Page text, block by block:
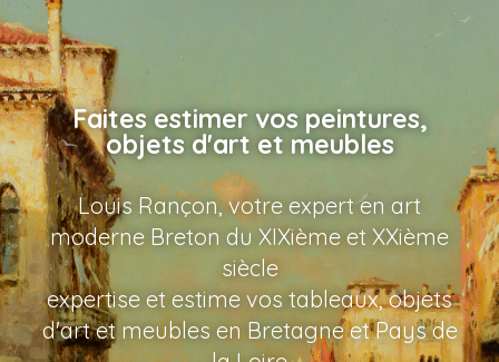
Faites estimer vos peintures,
objets d'art et meubles
Louis Rançon, votre expert en art
moderne Breton du XIXième et XXième
siècle
expertise et estime vos tableaux, objets
d'art et meubles en Bretagne et Pays de